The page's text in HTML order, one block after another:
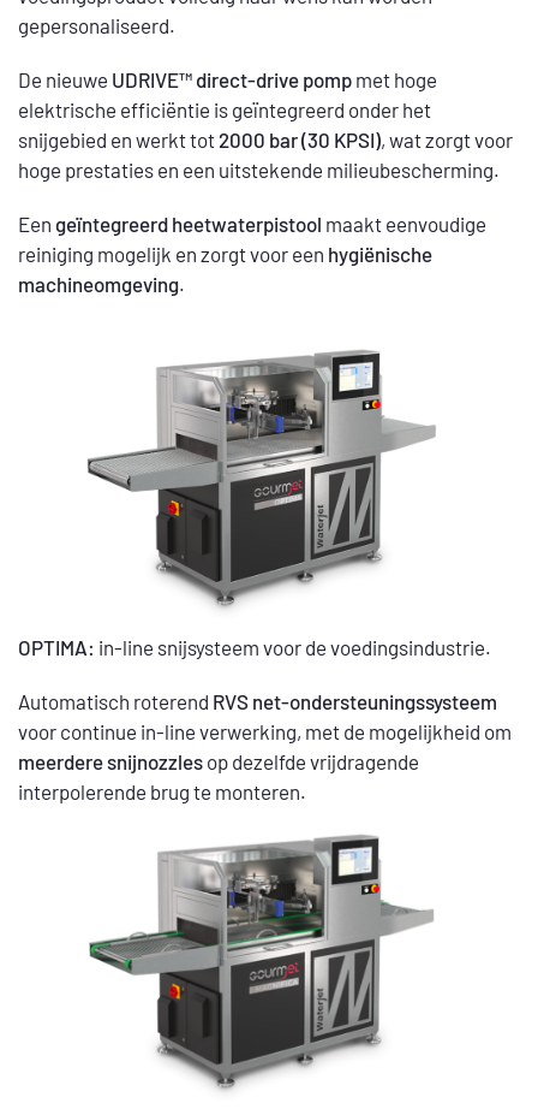
gepersonaliseerd.
De nieuwe UDRIVE™ direct-drive pomp met hoge
elektrische efficiëntie is geïntegreerd onder het
snijgebied en werkt tot 2000 bar (30 KPSI), wat zorgt voor
hoge prestaties en een uitstekende milieubescherming.
Een geïntegreerd heetwaterpistool maakt eenvoudige
reiniging mogelijk en zorgt voor een hygiënische
machineomgeving.
OPTIMA: in-line snijsysteem voor de voedingsindustrie.
Automatisch roterend RVS net-ondersteuningssysteem
voor continue in-line verwerking, met de mogelijkheid om
meerdere snijnozzles op dezelfde vrijdragende
interpolerende brug te monteren.